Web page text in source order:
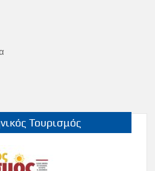
Τουρισμός